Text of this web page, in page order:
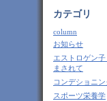
カテゴリ
column
お知らせ
エストロゲン
まされて
コンデショニ
スポーツ栄養学